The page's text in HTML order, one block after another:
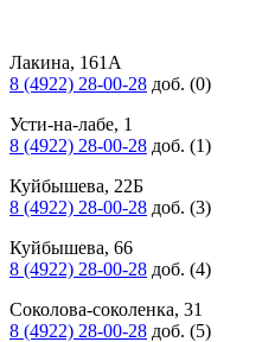
Лакина, 161А
8 (4922) 28-00-28 доб. (0)
Усти-на-лабе, 1
8 (4922) 28-00-28 доб. (1)
Куйбышева, 22Б
8 (4922) 28-00-28 доб. (3)
Куйбышева, 66
8 (4922) 28-00-28 доб. (4)
Соколова-соколенка, 31
8 (4922) 28-00-28 доб. (5)